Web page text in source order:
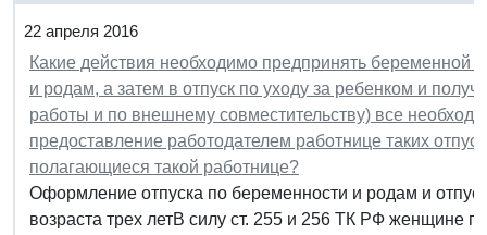
22 апреля 2016
Какие действия необходимо предпринять беременной
и родам, а затем в отпуск по уходу за ребенком и
работы и по внешнему совместительству) все
предоставление работодателем работнице таких
полагающиеся такой работнице?
Оформление отпуска по беременности и родам и
возраста трех летВ силу ст. 255 и 256 ТК РФ женщине